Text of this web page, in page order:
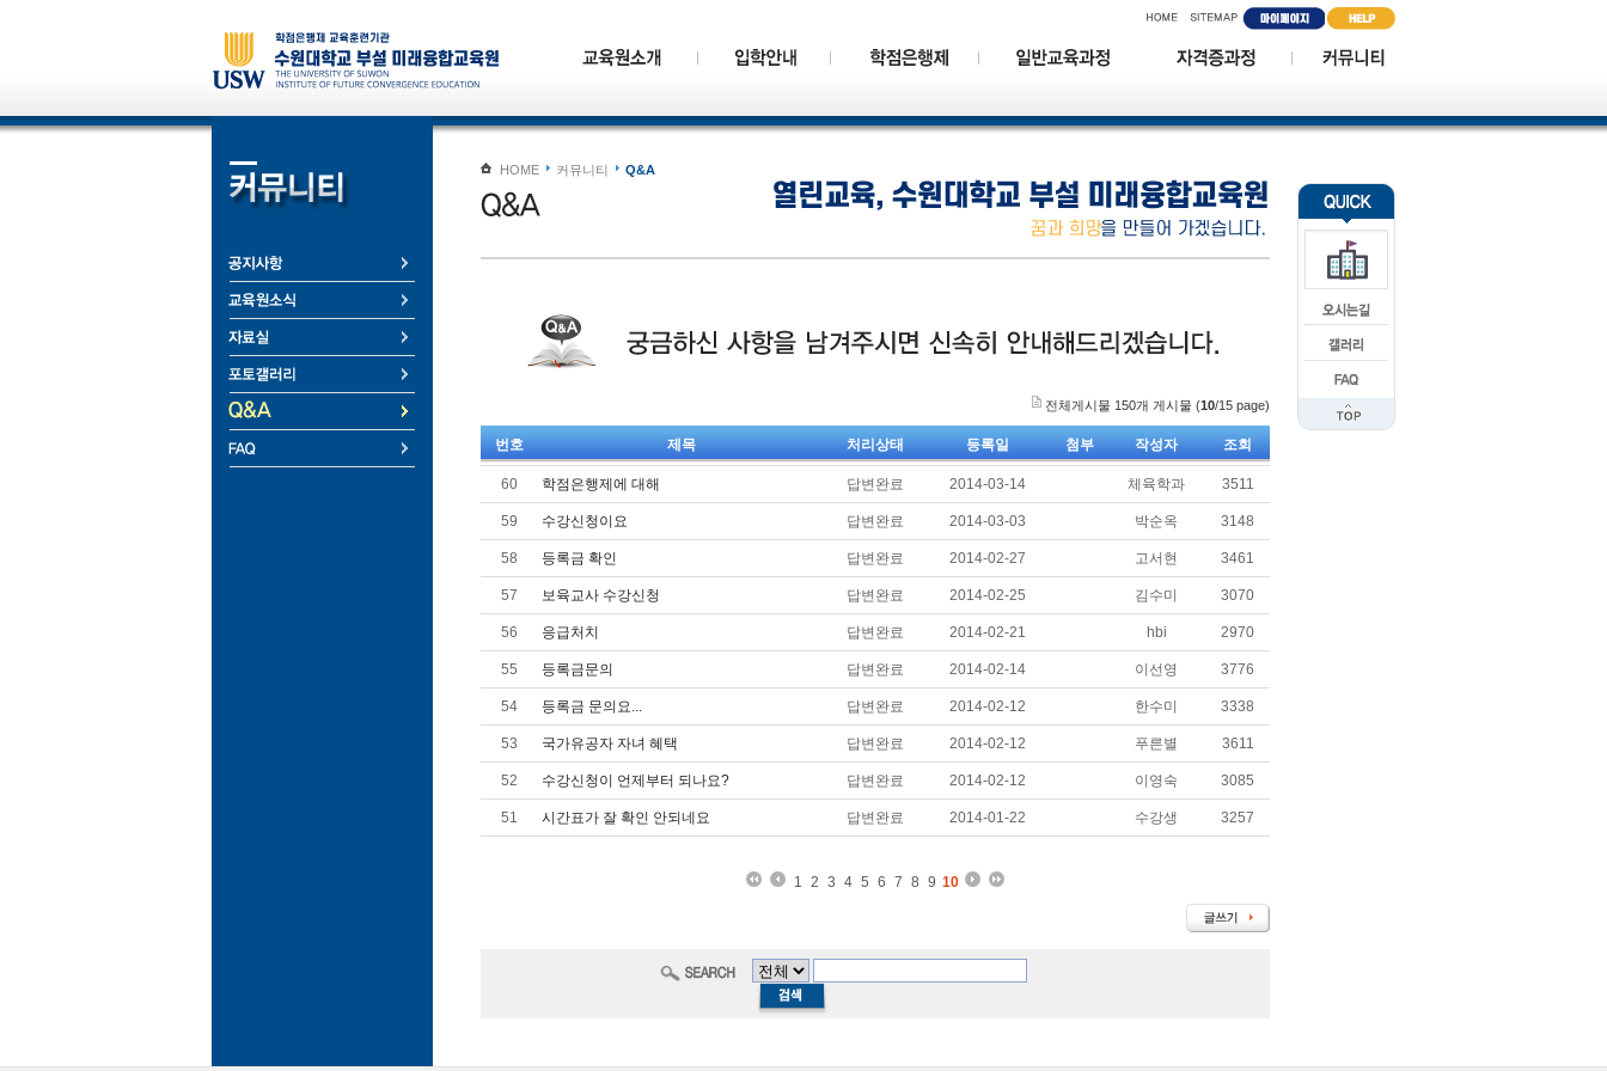
HOME 커뮤니티 Q&A
전체게시물 150개 게시물 (10/15 page)
번호 제목 처리상태 등록일 첨부 작성자 조회
60 학점은행제에 대해 답변완료 2014-03-14 체육학과 3511
59 수강신청이요 답변완료 2014-03-03 박순옥 3148
58 등록금 확인 답변완료 2014-02-27 고서현 3461
57 보육교사 수강신청 답변완료 2014-02-25 김수미 3070
56 응급처치 답변완료 2014-02-21 hbi 2970
55 등록금문의 답변완료 2014-02-14 이선영 3776
54 등록금 문의요... 답변완료 2014-02-12 한수미 3338
53 국가유공자 자녀 혜택 답변완료 2014-02-12 푸른별 3611
52 수강신청이 언제부터 되나요? 답변완료 2014-02-12 이영숙 3085
51 시간표가 잘 확인 안되네요 답변완료 2014-01-22 수강생 3257
1 2 3 4 5 6 7 8 9 10